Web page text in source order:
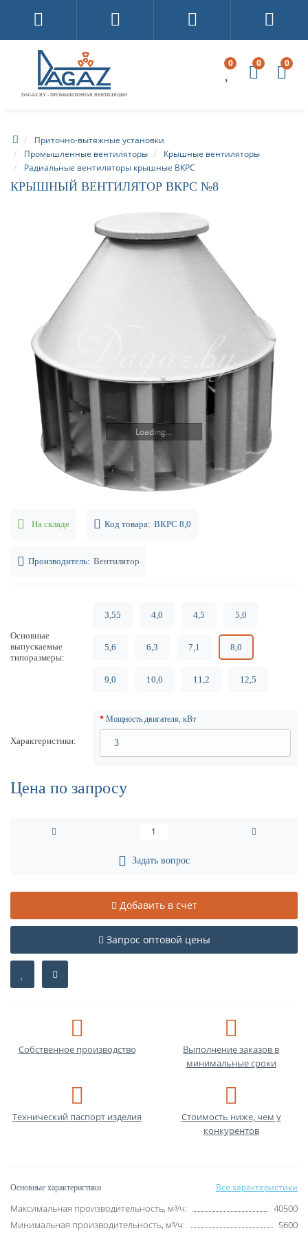
DAGAZ.BY - ПРОМЫШЛЕННАЯ ВЕНТИЛЯЦИЯ
0 0 0
Приточно-вытяжные установки
Промышленные вентиляторы
Крышные вентиляторы
Радиальные вентиляторы крышные ВКРС
КРЫШНЫЙ ВЕНТИЛЯТОР ВКРС №8
Loading...
На складе Код товара: ВКРС 8,0
Производитель: Вентилятор
Основные
выпускаемые
типоразмеры
3,55 4,0 4,5 5,0
5,6 6,3 7,1 8,0
9,0 10,0 11,2 12,5
Характеристики
Мощность двигателя, кВт
Цена по запросу
Задать вопрос
Добавить в счет
Запрос оптовой цены
Собственное производство
Выполнение заказов в
минимальные сроки
Технический паспорт изделия
Стоимость ниже, чем у
конкурентов
Основные характеристики Все характеристики
Максимальная производительность, м³/ч:
40500
Минимальная производительность, м³/ч:
5600